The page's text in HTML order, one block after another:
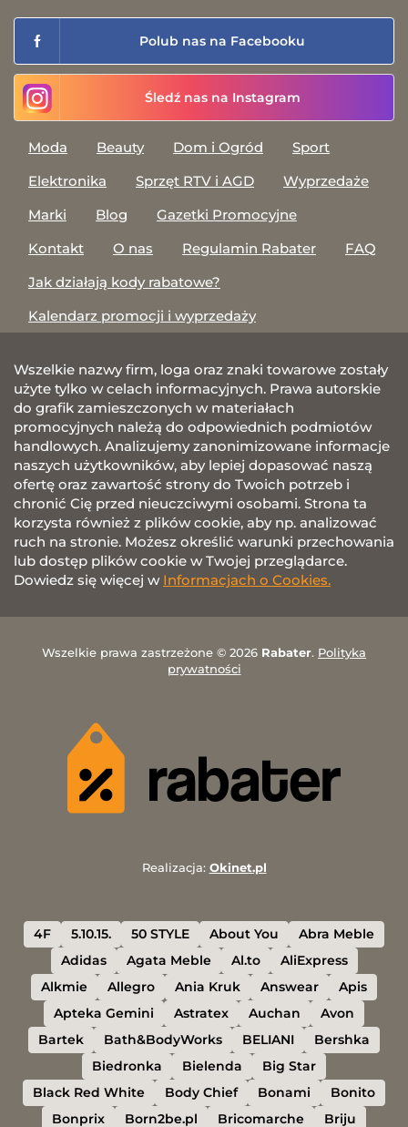
Polub nas na Facebooku
Śledź nas na Instagram
Moda Beauty Dom i Ogród
Sport
Elektronika
Sprzęt RTV i AGD
Wyprzedaże
Marki
Blog
Gazetki Promocyjne
Kontakt
O nas Regulamin Rabater
FAQ
Jak działają kody rabatowe?
Kalendarz promocji i wyprzedaży
Wszelkie nazwy firm, loga oraz znaki towarowe zostały
użyte tylko w celach informacyjnych. Prawa autorskie
do grafik zamieszczonych w materiałach
promocyjnych należą do odpowiednich podmiotów
handlowych. Analizujemy zanonimizowane informacje
naszych użytkowników, aby lepiej dopasować naszą
ofertę oraz zawartość strony do Twoich potrzeb i
chronić Cię przed nieuczciwymi osobami. Strona ta
korzysta również z plików cookie, aby np. analizować
ruch na stronie. Możesz określić warunki przechowania
lub dostęp plików cookie w Twojej przeglądarce.
Dowiedz się więcej w Informacjach o Cookies.
Wszelkie prawa zastrzeżone © 2026 Rabater. Polityka
prywatności
Realizacja: Okinet.pl
4F 5.10.15. 50 STYLE About You
Abra Meble
Adidas
Agata Meble Al.to
AliExpress
Alkmie
Allegro Ania Kruk Answear
Apis
Apteka Gemini
Astratex Auchan
Avon
Bartek
Bath&BodyWorks BELIANI
Bershka
Biedronka
Bielenda
Big Star
Black Red White
Body Chief Bonami
Bonito
Bonprix
Born2be.pl Bricomarche Briju